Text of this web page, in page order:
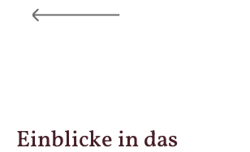
Einblicke in das